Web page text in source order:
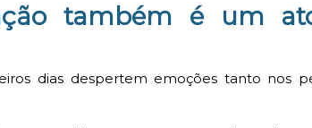
também é um
dias despertem emoções tanto nos